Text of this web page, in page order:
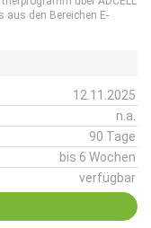
aus den Bereichen E-
12.11.2025
n.a.
90 Tage
bis 6 Wochen
verfügbar